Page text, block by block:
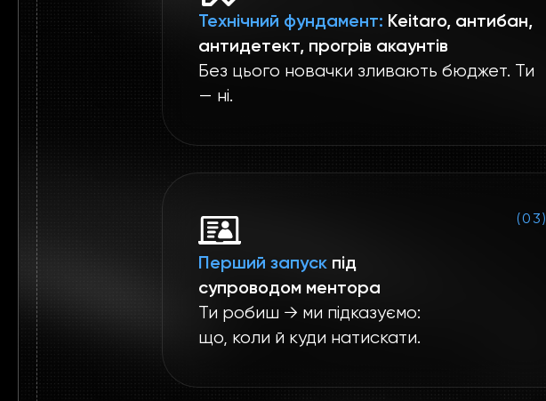
Технічний фундамент: Keitaro, антибан,
антидетект, прогрів акаунтів
Без цього новачки зливають бюджет. Ти
— ні.
(03)
Перший запуск під
супроводом ментора
Ти робиш → ми підказуємо:
що, коли й куди натискати.